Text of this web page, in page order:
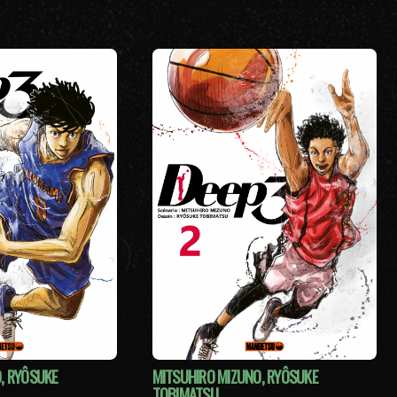
MITSUHIRO MIZUNO, RYÔSUKE